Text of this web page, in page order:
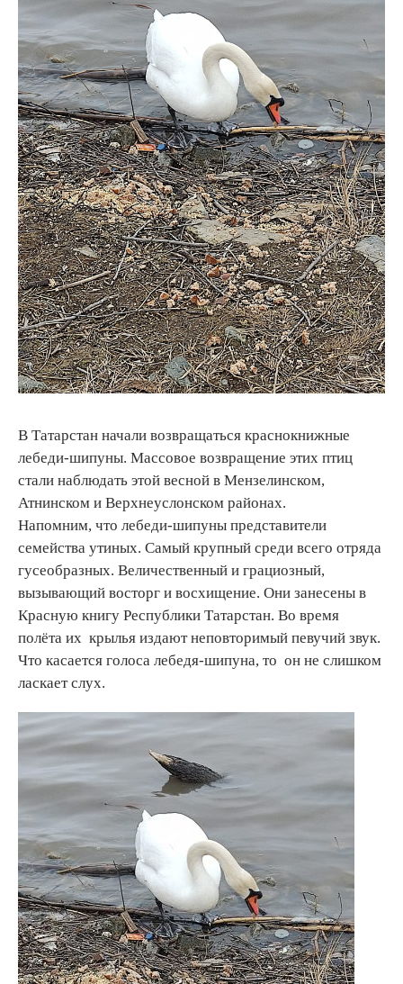
В Татарстан начали возвращаться краснокнижные
лебеди-шипуны. Массовое возвращение этих птиц
стали наблюдать этой весной в Мензелинском,
Атнинском и Верхнеуслонском районах.
Напомним, что лебеди-шипуны представители
семейства утиных. Самый крупный среди всего отряда
гусеобразных. Величественный и грациозный,
вызывающий восторг и восхищение. Они занесены в
Красную книгу Республики Татарстан. Во время
полёта их крылья издают неповторимый певучий звук.
Что касается голоса лебедя-шипуна, то он не слишком
ласкает слух.